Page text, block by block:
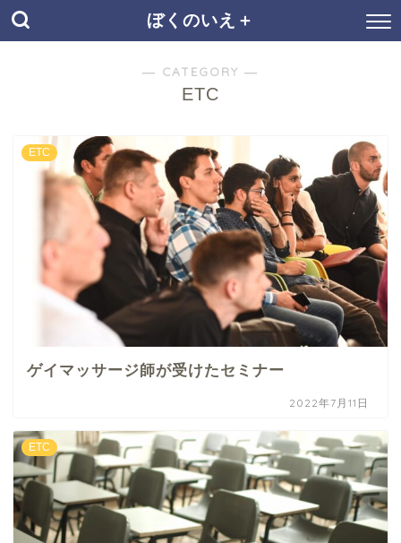
ぼくのいえ＋
― CATEGORY ―
ETC
ETC
ゲイマッサージ師が受けたセミナー
2022年7月11日
ETC